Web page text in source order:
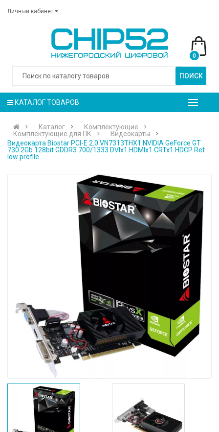
Личный кабинет
ПОИСК
0
КАТАЛОГ ТОВАРОВ
Каталог
Комплектующие
Комплектующие для ПК
Видеокарты
Видеокарта Biostar PCI-E 2.0 VN7313THX1 NVIDIA GeForce GT
730 2Gb 128bit GDDR3 700/1333 DVIx1 HDMIx1 CRTx1 HDCP Ret
low profile